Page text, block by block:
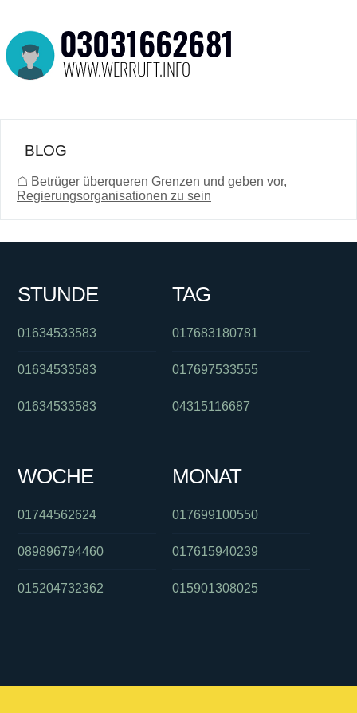
BLOG
☖ Betrüger überqueren Grenzen und geben vor,
Regierungsorganisationen zu sein
STUNDE
01634533583
01634533583
01634533583
TAG
017683180781
017697533555
04315116687
WOCHE
01744562624
089896794460
015204732362
MONAT
017699100550
017615940239
015901308025